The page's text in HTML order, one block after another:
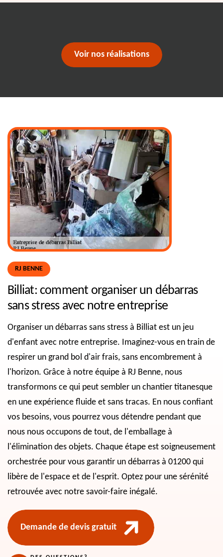
Voir nos réalisations
RJ BENNE
Billiat: comment organiser un débarras
sans stress avec notre entreprise
Organiser un débarras sans stress à Billiat est un jeu
d'enfant avec notre entreprise. Imaginez-vous en train de
respirer un grand bol d'air frais, sans encombrement à
l'horizon. Grâce à notre équipe à RJ Benne, nous
transformons ce qui peut sembler un chantier titanesque
en une expérience fluide et sans tracas. En nous confiant
vos besoins, vous pourrez vous détendre pendant que
nous nous occupons de tout, de l'emballage à
l'élimination des objets. Chaque étape est soigneusement
orchestrée pour vous garantir un débarras à 01200 qui
libère de l'espace et de l'esprit. Optez pour une sérénité
retrouvée avec notre savoir-faire inégalé.
Demande de devis gratuit